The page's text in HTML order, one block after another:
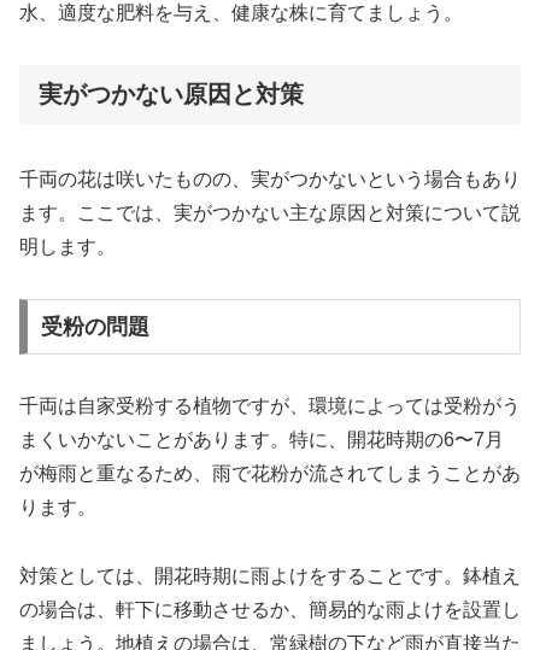
水、適度な肥料を与え、健康な株に育てましょう。
実がつかない原因と対策
千両の花は咲いたものの、実がつかないという場合もあり
ます。ここでは、実がつかない主な原因と対策について説
明します。
受粉の問題
千両は自家受粉する植物ですが、環境によっては受粉がう
まくいかないことがあります。特に、開花時期の6〜7月
が梅雨と重なるため、雨で花粉が流されてしまうことがあ
ります。
対策としては、開花時期に雨よけをすることです。鉢植え
の場合は、軒下に移動させるか、簡易的な雨よけを設置し
ましょう。地植えの場合は、常緑樹の下など雨が直接当た